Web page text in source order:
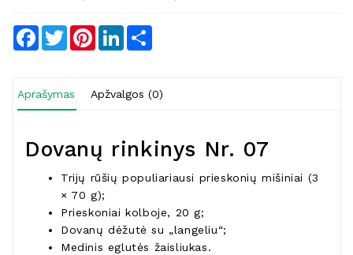
Facebook
TwitterPinterestLinkedIn
Aprašymas Apžvalgos (0)
Dovanų rinkinys Nr. 07
Trijų rūšių populiariausi prieskonių mišiniai (3
× 70 g);
Prieskoniai kolboje, 20 g;
Dovanų dėžutė su „langeliu“;
Medinis eglutės žaisliukas.